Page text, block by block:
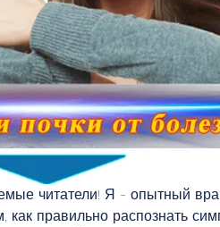
читатели! Я - опытный
как правильно распознать